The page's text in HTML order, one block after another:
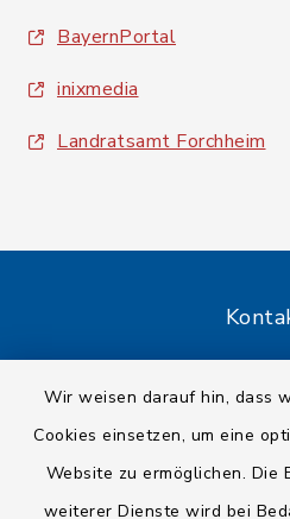
Wir weisen darauf hin, dass
Cookies einsetzen, um eine
Website zu ermöglichen. Die
weiterer Dienste wird bei
BayernPortal
inixmedia
Landratsamt Forchheim